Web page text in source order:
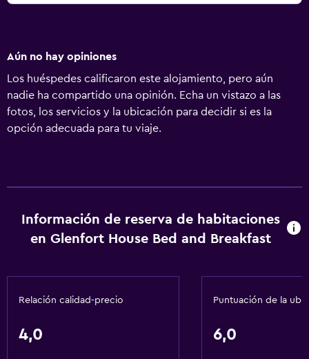
Aún no hay opiniones
Los huéspedes calificaron este alojamiento, pero aún
nadie ha compartido una opinión. Echa un vistazo a las
fotos, los servicios y la ubicación para decidir si es la
opción adecuada para tu viaje.
Información de reserva de habitaciones
en Glenfort House Bed and Breakfast
Relación calidad-precio
4,0
Puntuación de la
6,0